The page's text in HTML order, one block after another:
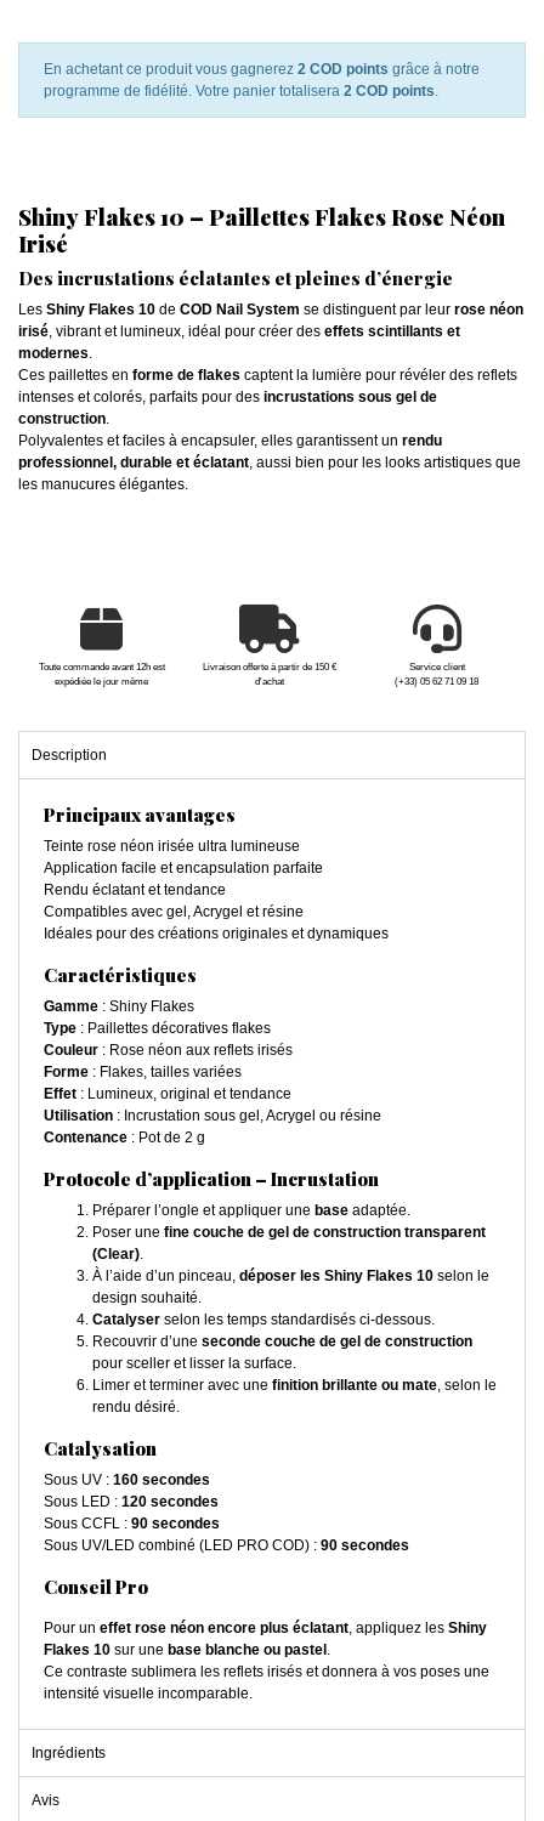
En achetant ce produit vous gagnerez 2 COD points grâce à notre
programme de fidélité. Votre panier totalisera 2 COD points.
Shiny Flakes 10 – Paillettes Flakes Rose Néon
Irisé
Des incrustations éclatantes et pleines d’énergie
Les Shiny Flakes 10 de COD Nail System se distinguent par leur rose néon
irisé, vibrant et lumineux, idéal pour créer des effets scintillants et
modernes.
Ces paillettes en forme de flakes captent la lumière pour révéler des reflets
intenses et colorés, parfaits pour des incrustations sous gel de
construction.
Polyvalentes et faciles à encapsuler, elles garantissent un rendu
professionnel, durable et éclatant, aussi bien pour les looks artistiques que
les manucures élégantes.
Toute commande avant 12h est
expédiée le jour même
Livraison offerte à partir de 150 €
d'achat
Service client
(+33) 05 62 71 09 18
Description
Principaux avantages
Teinte rose néon irisée ultra lumineuse
Application facile et encapsulation parfaite
Rendu éclatant et tendance
Compatibles avec gel, Acrygel et résine
Idéales pour des créations originales et dynamiques
Caractéristiques
Gamme : Shiny Flakes
Type : Paillettes décoratives flakes
Couleur : Rose néon aux reflets irisés
Forme : Flakes, tailles variées
Effet : Lumineux, original et tendance
Utilisation : Incrustation sous gel, Acrygel ou résine
Contenance : Pot de 2 g
Protocole d’application – Incrustation
Préparer l’ongle et appliquer une base adaptée.
Poser une fine couche de gel de construction transparent
(Clear).
À l’aide d’un pinceau, déposer les Shiny Flakes 10 selon le
design souhaité.
Catalyser selon les temps standardisés ci-dessous.
Recouvrir d’une seconde couche de gel de construction
pour sceller et lisser la surface.
Limer et terminer avec une finition brillante ou mate, selon le
rendu désiré.
Catalysation
Sous UV : 160 secondes
Sous LED : 120 secondes
Sous CCFL : 90 secondes
Sous UV/LED combiné (LED PRO COD) : 90 secondes
Conseil Pro
Pour un effet rose néon encore plus éclatant, appliquez les Shiny
Flakes 10 sur une base blanche ou pastel .
Ce contraste sublimera les reflets irisés et donnera à vos poses une
intensité visuelle incomparable.
Ingrédients
Avis